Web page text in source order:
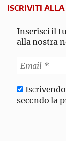
ISCRIVITI
Inserisci il
alla nostra
secondo la